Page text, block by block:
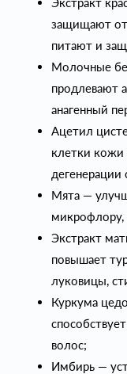
защищают от
питают и
Молочные
продлевают
анагенный
Ацетил
клетки кожи
дегенерации
Мята —
микрофлору,
Экстракт
повышает
луковицы,
Куркума
волос;
Имбирь —